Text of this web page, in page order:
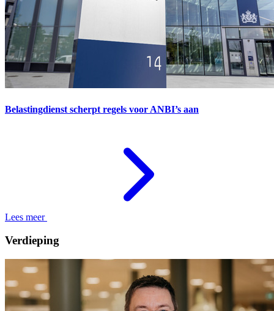
Belastingdienst scherpt regels voor ANBI’s aan
Lees meer
Verdieping